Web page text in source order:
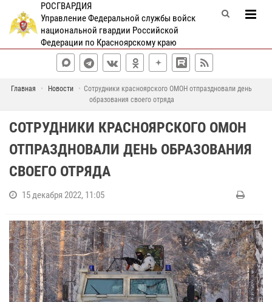
РОСГВАРДИЯ
Управление Федеральной службы войск
национальной гвардии Российской
Федерации по Красноярскому краю
Главная Новости
Сотрудники красноярского ОМОН отпраздновали день
образования своего отряда
СОТРУДНИКИ КРАСНОЯРСКОГО ОМОН
ОТПРАЗДНОВАЛИ ДЕНЬ ОБРАЗОВАНИЯ
СВОЕГО ОТРЯДА
15 декабря 2022, 11:05